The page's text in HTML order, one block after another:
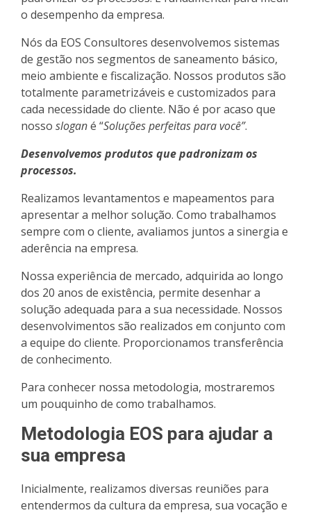
o desempenho da empresa.
Nós da EOS Consultores desenvolvemos sistemas
de gestão nos segmentos de saneamento básico,
meio ambiente e fiscalização. Nossos produtos são
totalmente parametrizáveis e customizados para
cada necessidade do cliente. Não é por acaso que
nosso slogané “Soluções perfeitas para você”.
Desenvolvemos produtos que padronizam os
processos.
Realizamos levantamentos e mapeamentos para
apresentar a melhor solução. Como trabalhamos
sempre com o cliente, avaliamos juntos a sinergia e
aderência na empresa.
Nossa experiência de mercado, adquirida ao longo
dos 20 anos de existência, permite desenhar a
solução adequada para a sua necessidade. Nossos
desenvolvimentos são realizados em conjunto com
a equipe do cliente. Proporcionamos transferência
de conhecimento.
Para conhecer nossa metodologia, mostraremos
um pouquinho de como trabalhamos.
Metodologia EOS para ajudar a
sua empresa
Inicialmente, realizamos diversas reuniões para
entendermos da cultura da empresa, sua vocação e